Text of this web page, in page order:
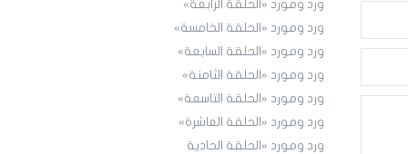
ورد ومورد «الحلقة الرابعة»
ورد ومورد «الحلقة الخامسة»
ورد ومورد «الحلقة السابعة»
ورد ومورد «الحلقة الثامنة»
ورد ومورد «الحلقة التاسعة»
ورد ومورد «الحلقة العاشرة»
ورد ومورد «الحلقة الحادية